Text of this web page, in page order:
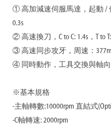
① 高加減速伺服馬達，起動 /
0.3s
② 高速換刀，C to C: 1.4s，T to T:
③ 高速同步攻牙，周速：
④ 同時動作，工具交換與軸
※基本規格
-主軸轉數:10000rpm 直結式
-C軸轉速: 2000rpm